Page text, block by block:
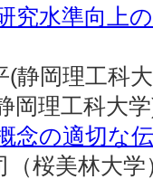
究水準向上
科大学)
岡理工科大
念の適切な
林大学